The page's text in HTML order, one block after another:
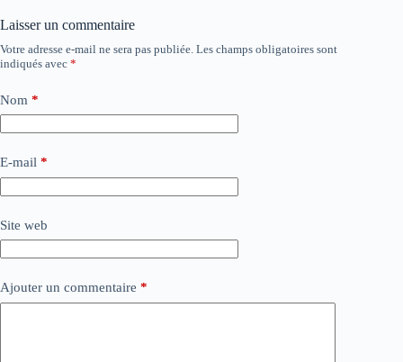
Laisser un commentaire
Votre adresse e-mail ne sera pas publiée. Les champs obligatoires sont
indiqués avec *
Nom *
E-mail *
Site web
Ajouter un commentaire *